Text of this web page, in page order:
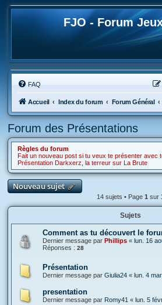
FJO - Forum
FAQ
Accueil Index du forum Forum Général
Forum des Présentations
Règles du forum
Fait un nouveau post si tu veux te présenter avec
Présentation Darkxerz, la terreur sur La Brute
Nouveau sujet
14 sujets • Page 1 sur
Sujets
Comment as tu découvert le
Dernier message par Phillips « lun. 16
Réponses : 28
Présentation
Dernier message par Giulia24 « lun. 4
presentation
Dernier message par Romy41 « lun. 5